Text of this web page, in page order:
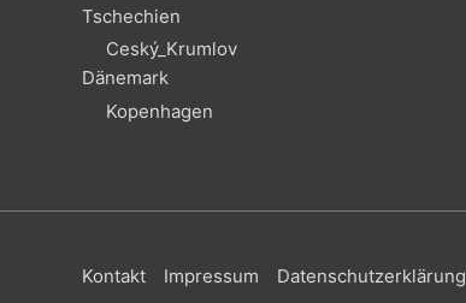
Tschechien
Ceský_Krumlov
Dänemark
Kopenhagen
Kontakt Impressum Datenschutzerklärung